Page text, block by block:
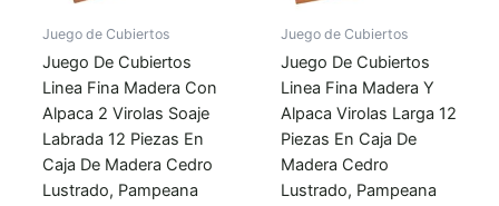
Juego de Cubiertos
Juego De Cubiertos
Linea Fina Madera Con
Alpaca 2 Virolas Soaje
Labrada 12 Piezas En
Caja De Madera Cedro
Lustrado, Pampeana
Juego de Cubiertos
Juego De Cubiertos
Linea Fina Madera Y
Alpaca Virolas Larga 12
Piezas En Caja De
Madera Cedro
Lustrado, Pampeana